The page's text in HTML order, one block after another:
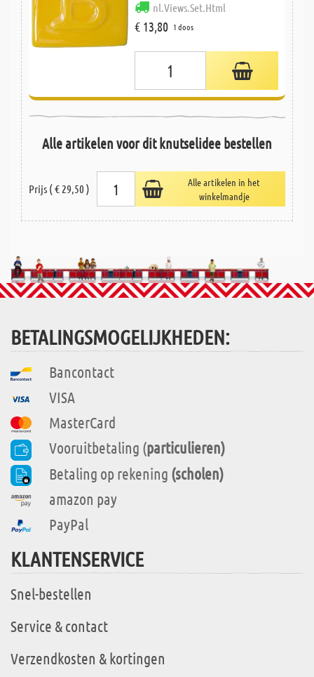
nl.Views.Set.Html
€ 13,80 1 doos
Alle artikelen voor dit knutselidee bestellen
Prijs ( € 29,50 )
Alle artikelen in het
winkelmandje
BETALINGSMOGELIJKHEDEN:
Bancontact
VISA
MasterCard
Vooruitbetaling (particulieren)
Betaling op rekening (scholen)
amazon pay
PayPal
KLANTENSERVICE
Snel-bestellen
Service & contact
Verzendkosten & kortingen